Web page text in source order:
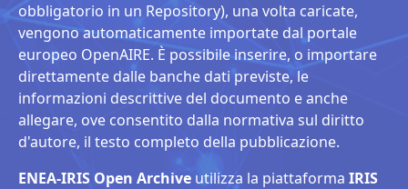
obbligatorio in un Repository), una volta caricate,
vengono automaticamente importate dal portale
europeo OpenAIRE. È possibile inserire, o importare
direttamente dalle banche dati previste, le
informazioni descrittive del documento e anche
allegare, ove consentito dalla normativa sul diritto
d'autore, il testo completo della pubblicazione.
ENEA-IRIS Open Archive utilizza la piattaforma IRIS